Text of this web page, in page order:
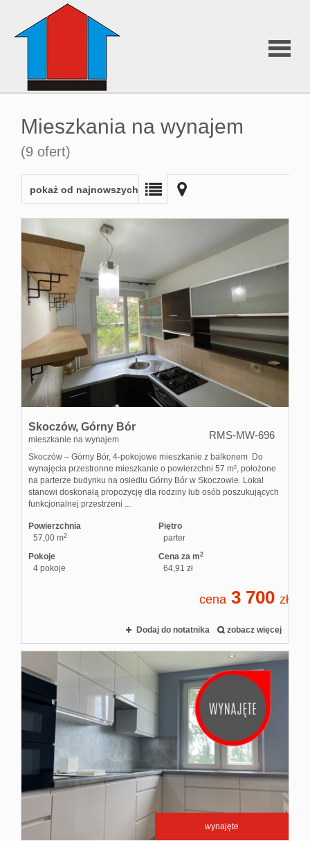
O nas
Usługi
Mieszkania na wynajem
(9 ofert)
pokaż od najnowszych
Skoczów, Górny Bór
mieszkanie na wynajem RMS-MW-696
Skoczów – Górny Bór, 4-pokojowe mieszkanie z balkonem Do
wynajęcia przestronne mieszkanie o powierzchni 57 m², położone
na parterze budynku na osiedlu Górny Bór w Skoczowie. Lokal
stanowi doskonałą propozycję dla rodziny lub osób poszukujących
funkcjonalnej przestrzeni ...
Powierzchnia
57,00 m2
Piętro
parter
Pokoje
4 pokoje
Cena za m2
64,91 zł
cena 3 700 zł
Dodaj do notatnika zobacz więcej
wynajęte